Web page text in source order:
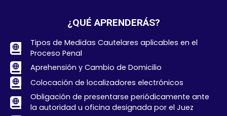
¿QUÉ APRENDERÁS?
Tipos de Medidas Cautelares aplicables en el
Proceso Penal
Aprehensión y Cambio de Domicilio
Colocación de localizadores electrónicos
Obligación de presentarse periódicamente ante
la autoridad u oficina designada por el Juez